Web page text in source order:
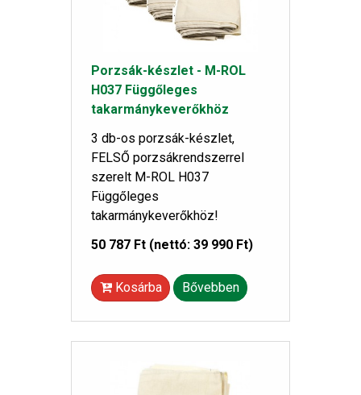
Porzsák-készlet - M-ROL
H037 Függőleges
takarmánykeverőkhöz
3 db-os porzsák-készlet,
FELSŐ porzsákrendszerrel
szerelt M-ROL H037
Függőleges
takarmánykeverőkhöz!
50 787 Ft (nettó: 39 990 Ft)
Kosárba Bővebben